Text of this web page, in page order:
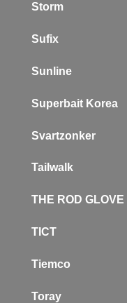
Storm
Sufix
Sunline
Superbait Korea
Svartzonker
Tailwalk
THE ROD GLOVE
TICT
Tiemco
Toray